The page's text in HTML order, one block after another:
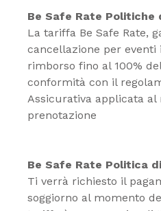
Be Safe Rate Politiche
La tariffa Be Safe Rate,
cancellazione per
rimborso fino al 100%
conformità con il
Assicurativa applicata
prenotazione
Be Safe Rate Politica
Ti verrà richiesto il
soggiorno al momento